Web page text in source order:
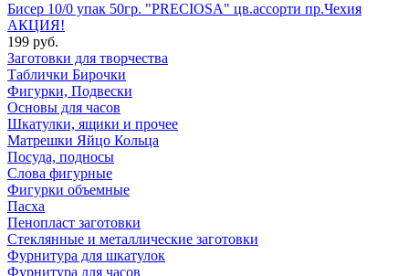
Бисер 10/0 упак 50гр. "PRECIOSA" цв.ассорти пр.Чехия
АКЦИЯ!
199 руб.
Заготовки для творчества
Таблички Бирочки
Фигурки, Подвески
Основы для часов
Шкатулки, ящики и прочее
Матрешки Яйцо Кольца
Посуда, подносы
Слова фигурные
Фигурки объемные
Пасха
Пенопласт заготовки
Стеклянные и металлические заготовки
Фурнитура для шкатулок
Фурнитура для часов